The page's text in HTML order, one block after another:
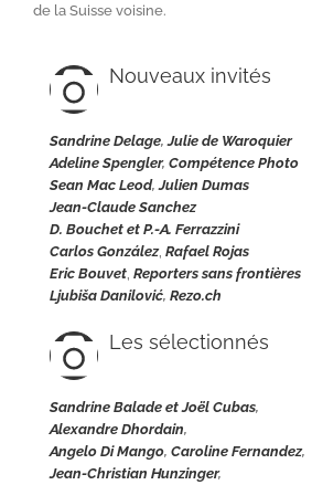
de la Suisse voisine.
Nouveaux invités
Sandrine Delage,Julie de Waroquier
Adeline Spengler, Compétence Photo
Sean Mac Leod,Julien Dumas
Jean-Claude Sanchez
D. Bouchet et P.-A. Ferrazzini
Carlos González, Rafael Rojas
Eric Bouvet Reporters sans frontières
Ljubiša Danilović, Rezo.ch
Les sélectionnés
Sandrine Balade et Joël Cubas,
Alexandre Dhordain,
Angelo Di Mango, Caroline Fernandez,
Jean-Christian Hunzinger,